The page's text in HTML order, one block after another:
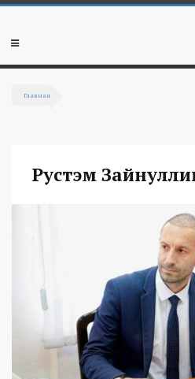
Перейти к основному содержанию
Мобильное
Главная
Рустэм